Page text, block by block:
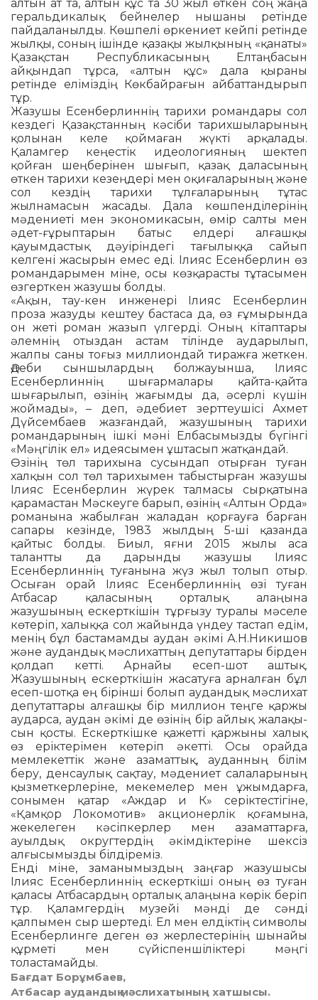
алтын ат та, алтын құс та 30 жыл өткен соң жаңа
гераль­ди­калық бейнелер нышаны ретінде
пайдаланылды. Көшпелі өркениет кейпі ретінде
жылқы, соның ішінде қазақы жылқының «қанаты»
Қазақстан Республикасының Елтаңбасын
айқындап тұрса, «алтын құс» дала қыраны
ретінде еліміздің Көкбай­ра­ғын айбаттандырып
тұр.
Жазушы Есенберлиннің тарихи романдары сол
кездегі Қазақстанның кәсі­би тарихшыларының
қолынан келе қой­ма­ған жүкті арқалады.
Қаламгер кеңестік идеологияның шектеп
қойған шеңберінен шығып, қазақ даласының
өткен тарихи кезеңдері мен оқиғаларының және
сол кездің тарихи тұлғаларының тұтас
жылнамасын жасады. Дала көшпенділерінің
мәдениеті мен экономикасын, өмір салты мен
әдет-ғұрыптарын батыс елдері ал­ғашқы
қауымдастық дәуіріндегі тағы­лық­қа сайып
келгені жасырын емес еді. Ілияс Есенберлин өз
романдарымен міне, осы көзқарасты тұтасымен
өзгерт­кен жазушы болды.
«Ақын, тау-кен инженері Ілияс Есенберлин
проза жазуды кештеу бастаса да, өз ғұмырында
он жеті роман жазып үлгерді. Оның кітаптары
әлем­нің отыздан астам тілінде аударылып,
жалпы саны тоғыз миллиондай тиражға жеткен.
Әдеби сыншылардың болжауынша, Ілияс
Есенберлиннің шығармалары қайта-қайта
шығарылып, өзінің жағымды да, әсерлі күшін
жоймады», – деп, әдебиет зерттеушісі Ахмет
Дүйсембаев жазған­дай, жазушының тарихи
романдарының ішкі мәні Елбасымызды бүгінгі
«Мәңгілік ел» идеясымен ұштасып жатқандай.
Өзінің төл тарихына сусындап отырған туған
халқын сол төл тарихымен табыс­тыр­­ған жазушы
Ілияс Есенберлин жүрек талмасы сырқатына
қарамастан Мәс­кеуге барып, өзінің «Алтын Орда»
романына жабылған жаладан қорғауға барған
сапары кезінде, 1983 жылдың 5-ші қа­занда
қайтыс болды. Биыл, яғни 2015 жылы аса
талантты да дарынды жазушы Ілияс
Есенберлиннің туғанына жүз жыл толып отыр.
Осыған орай Ілияс Есенбер­лин­нің өзі туған
Атбасар қаласының ор­талық алаңына
жазушының ескерткі­шін тұрғызу туралы мәселе
көтеріп, халыққа сол жайында үндеу тастап едім,
менің бұл бастамамды аудан әкімі А.Н.Никишов
және аудандық мәслихаттың депутаттары бірден
қолдап кетті. Арнайы есеп-шот аштық.
Жазушының ескерткішін жасатуға арналған бұл
есеп-шотқа ең бірінші болып аудандық мәслихат
депутаттары ал­ғашқы бір миллион теңге қаржы
аударса, аудан әкімі де өзінің бір айлық жа­ла­қы­
сын қосты. Ескерткішке қажетті қар­жы­­ны халық
өз еріктерімен көтеріп әкет­­ті. Осы орайда
мемлекеттік және аза­­маттық, ауданның білім
беру, ден­сау­лық сақтау, мәдениет салаларының
қыз­меткерлеріне, мекемелер мен ұжым­дарға,
сонымен қатар «Аждар и К» серік­тес­тігіне,
«Қамқор Локомотив» акцио­нер­­лік қоғамына,
жекелеген кәсіп­керлер мен азаматтарға,
ауылдық округ­тердің әкім­дік­теріне шексіз
алғысымызды біл­­діреміз.
Енді міне, заманымыздың заңғар жазушысы
Ілияс Есенберлиннің ескерт­кіші оның өз туған
қаласы Атбасардың орталық алаңына көрік беріп
тұр. Қалам­гердің музейі мәнді де сәнді
қалпымен сыр шертеді. Ел мен елдіктің символы
Есенберлинге деген өз жерлестерінің шынайы
құрметі мен сүйіспеншіліктері мәңгі
толастамайды.
Бағдат Борұмбаев,
Атбасар аудандық мәслихатының хатшысы.